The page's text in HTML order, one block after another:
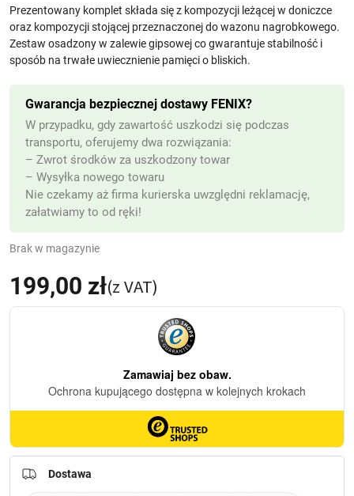
199,00 zł(z VAT)
Prezentowany komplet składa się z kompozycji leżącej w doniczce
oraz kompozycji stojącej przeznaczonej do wazonu nagrobkowego.
Zestaw osadzony w zalewie gipsowej co gwarantuje stabilność i
sposób na trwałe uwiecznienie pamięcio bl iskich.
Brak w magazynie
Gwarancja bezpiecznej dostawy FENIX?
W przypadku, gdy zawartość uszkodzi się podczas
transportu, oferujemy dwa rozwiązania:
– Zwrot środków za uszkodzony towar
– Wysyłka nowego towaru
Nie czekamy aż firma kurierska uwzględni reklamację,
załatwiamy to od ręki!
Dostawa